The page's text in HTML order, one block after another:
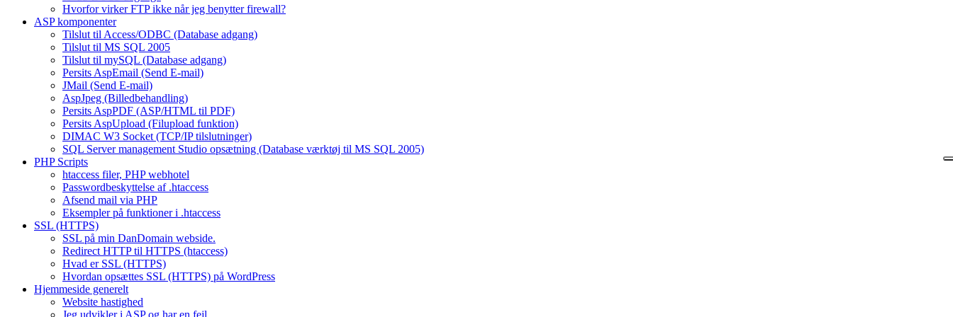
Hvorfor virker FTP ikke når jeg benytter firewall?
ASP komponenter
Tilslut til Access/ODBC (Database adgang)
Tilslut til MS SQL 2005
Tilslut til mySQL (Database adgang)
Persits AspEmail (Send E-mail)
JMail (Send E-mail)
AspJpeg (Billedbehandling)
Persits AspPDF (ASP/HTML til PDF)
Persits AspUpload (Filupload funktion)
DIMAC W3 Socket (TCP/IP tilslutninger)
SQL Server management Studio opsætning (Database værktøj til MS SQL 2005)
PHP Scripts
htaccess filer, PHP webhotel
Passwordbeskyttelse af .htaccess
Afsend mail via PHP
Eksempler på funktioner i .htaccess
SSL (HTTPS)
SSL på min DanDomain webside.
Redirect HTTP til HTTPS (htaccess)
Hvad er SSL (HTTPS)
Hvordan opsættes SSL (HTTPS) på WordPress
Hjemmeside generelt
Website hastighed